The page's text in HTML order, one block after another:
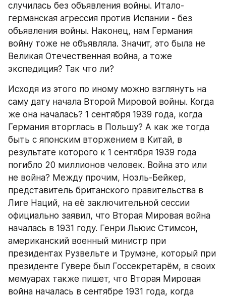
случилась без объявления войны. Итало-
германская агрессия против Испании - без
объявления войны. Наконец, нам Германия
войну тоже не объявляла. Значит, это была не
Великая Отечественная война, а тоже
экспедиция? Так что ли?
Исходя из этого по иному можно взглянуть на
саму дату начала Второй Мировой войны. Когда
же она началась? 1 сентября 1939 года, когда
Германия вторглась в Польшу? А как же тогда
быть с японским вторжением в Китай, в
результате которого к 1 сентября 1939 года
погибло 20 миллионов человек. Война это или
не война? Между прочим, Ноэль-Бейкер,
представитель британского правительства в
Лиге Наций, на её заключительной сессии
официально заявил, что Вторая Мировая война
началась в 1931 году. Генри Льюис Стимсон,
американский военный министр при
президентах Рузвельте и Трумэне, который при
президенте Гувере был Госсекретарём, в своих
мемуарах также пишет, что Вторая Мировая
война началась в сентябре 1931 года, когда